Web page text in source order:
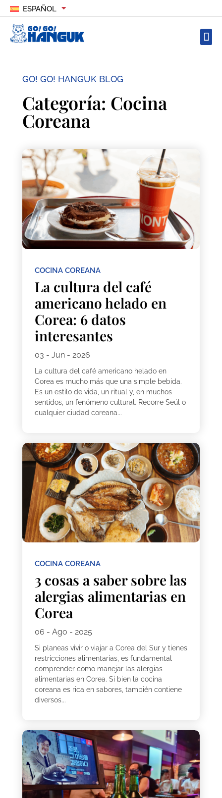
ESPAÑOL
GO! GO! HANGUK BLOG
Categoría: Cocina
Coreana
COCINA COREANA
La cultura del café
americano helado en
Corea: 6 datos
interesantes
03 - Jun - 2026
La cultura del café americano helado en
Corea es mucho más que una simple bebida.
Es un estilo de vida, un ritual y, en muchos
sentidos, un fenómeno cultural. Recorre Seúl o
cualquier ciudad coreana...
COCINA COREANA
3 cosas a saber sobre las
alergias alimentarias en
Corea
06 - Ago - 2025
Si planeas vivir o viajar a Corea del Sur y tienes
restricciones alimentarias, es fundamental
comprender cómo manejar las alergias
alimentarias en Corea. Si bien la cocina
coreana es rica en sabores, también contiene
diversos...